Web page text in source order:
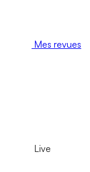
Mes revues
Live